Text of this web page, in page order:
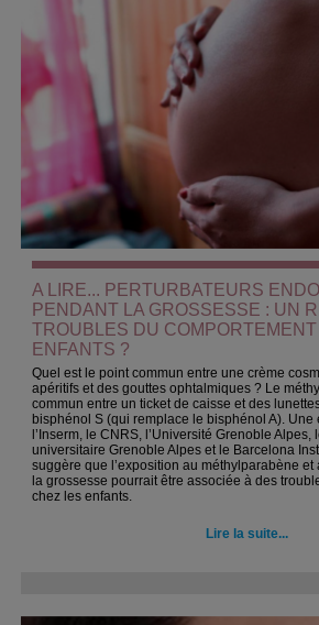
A LIRE... PERTURBATEURS
PENDANT LA GROSSESSE : UN
TROUBLES DU
ENFANTS ?
Quel est le point commun entre une crème
apéritifs et des gouttes ophtalmiques ? Le
commun entre un ticket de caisse et des
bisphénol S (qui remplace le bisphénol A). Une
l’Inserm, le CNRS, l’Université Grenoble
universitaire Grenoble Alpes et le Barcelona
suggère que l’exposition au méthylparabène
la grossesse pourrait être associée à des
chez les enfants.
Lire la suite...